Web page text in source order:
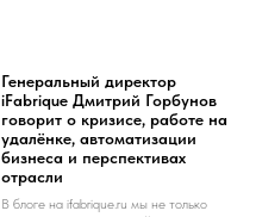
Генеральный директор
iFabrique Дмитрий Горбунов
говорит о кризисе, работе на
удалёнке, автоматизации
бизнеса и перспективах
отрасли
В блоге на ifabrique.ru мы не только